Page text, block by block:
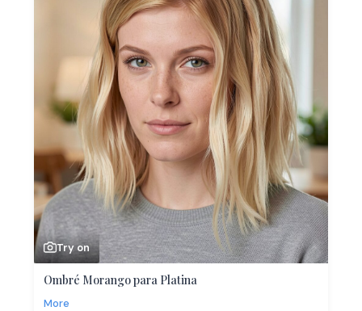
Try on
Ombré Morango para Platina
More